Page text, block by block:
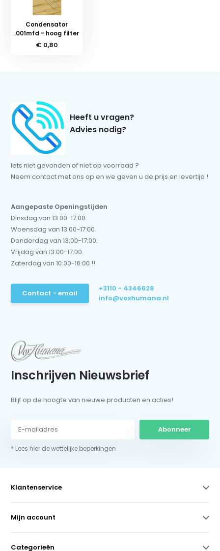
Condensator
.001mfd - hoog filter
€ 0,80
Heeft u vragen?
Advies nodig?
Iets niet gevonden of niet op voorraad ?
Neem contact met ons op en we geven u de prijs en levertijd !
Aangepaste Openingstijden
Dinsdag van 13:00-17:00.
Woensdag van 13:00-17:00.
Donderdag van 13:00-17:00.
Vrijdag van 13:00-17:00.
Zaterdag van 10:00-16:00 !!
Contact - email
+3110 - 4346628
info@voxhumana.nl
Inschrijven Nieuwsbrief
Blijf op de hoogte van nieuwe producten en acties!
Abonneer
* Lees hier de wettelijke beperkingen
Klantenservice
Mijn account
Categorieën